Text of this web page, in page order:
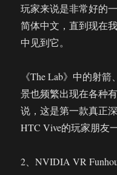
玩家来说是非常好的
简体中文，直到现在
中见到它。
《The Lab》中的射
景也频繁出现在各种
说，这是第一款真正
HTC Vive的玩家朋友
2、NVIDIA VR